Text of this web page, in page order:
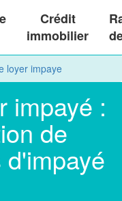
Crédit
immobilier
loyer impaye
impayé :
de